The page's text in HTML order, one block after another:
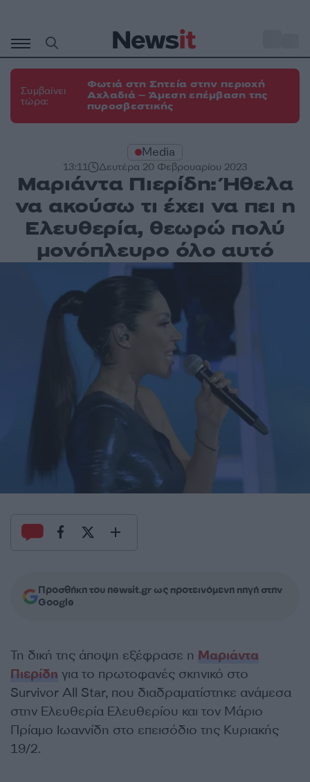
περιεχόμενο
Συμβαίνει
τώρα:
Φωτιά στη Σητεία στην περιοχή
Αχλαδιά – Άμεση επέμβαση της
πυροσβεστικής
Media
13:11 Δευτέρα 20 Φεβρουαρίου 2023
Μαριάντα Πιερίδη: Ήθελα
να ακούσω τι έχει να πει η
Ελευθερία, θεωρώ πολύ
μονόπλευρο όλο αυτό
Προσθήκη του newsit.gr ως προτεινόμενη πηγή στην
Google
Τη δική της άποψη εξέφρασε η Μαριάντα
Πιερίδη για το πρωτοφανές σκηνικό στο
Survivor All Star, που διαδραματίστηκε ανάμεσα
στην Ελευθερία Ελευθερίου και τον Μάριο
Πρίαμο Ιωαννίδη στο επεισόδιο της Κυριακής
19/2.